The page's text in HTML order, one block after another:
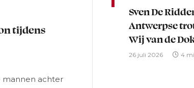
tijdens
mannen achter
Sven De
Antwerpse
Wij van de
26 juli 2026 4